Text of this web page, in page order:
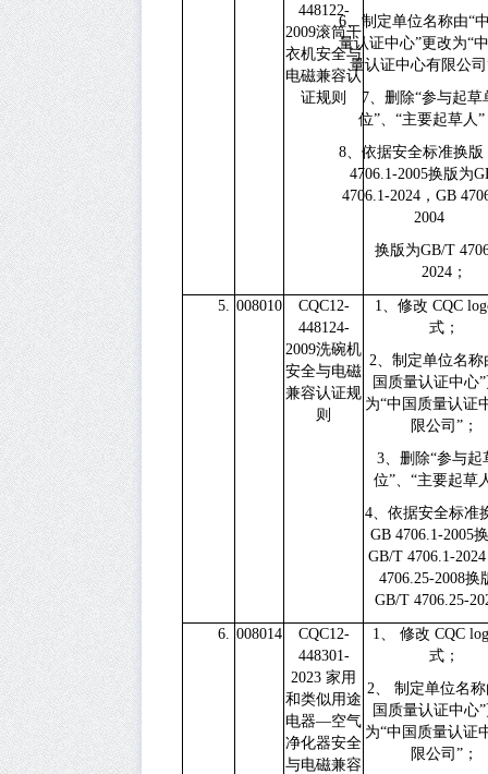
448122-
2009滚筒干
衣机安全与
电磁兼容认
证规则
6、 制定单位名称由“
量认证中心”更改为“
量认证中心有限公
7、 删除“参与起草
位”、“主要起草人”
8、 依据安全标准换版
4706.1-2005换版为
4706.1-2024 ， GB
2004
换版为GB/T
2024 ；
5. 008010
CQC12-
448124-
2009洗碗机
安全与电磁
兼容认证规
则
1、 修改 CQC
式；
2、 制定单位名称
国质量认证中心
为“中国质量认证
限公司”；
3、 删除“参与起
位”、“主要起草
4、 依据安全标准
GB 4706.1-2005
GB/T 4706.1-2024
4706.25-2008换
GB/T 4706.25-
6. 008014
CQC12-
448301-
2023 家用
和类似用途
电器—空气
净化器安全
与电磁兼容
1、 修改 CQC
式；
2、 制定单位名称
国质量认证中心
为“中国质量认证
限公司”；